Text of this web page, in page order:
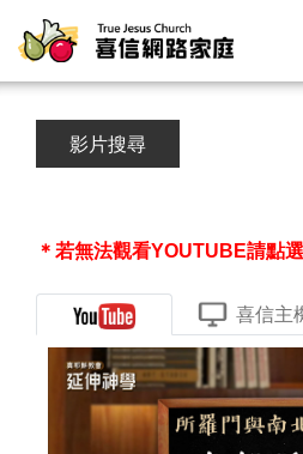
影片搜尋
＊若無法觀看YOUTUBE請點
喜信主